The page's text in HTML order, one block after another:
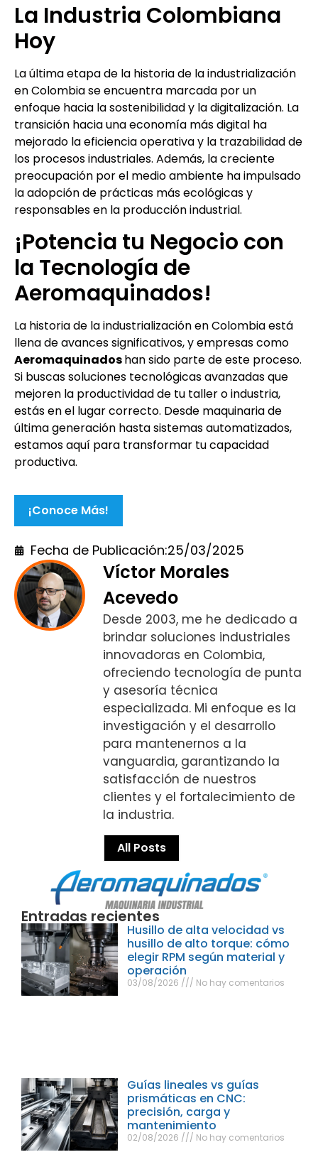
La Industria Colombiana
Hoy
La última etapa de la historia de la industrialización
en Colombia se encuentra marcada por un
enfoque hacia la sostenibilidad y la digitalización. La
transición hacia una economía más digital ha
mejorado la eficiencia operativa y la trazabilidad de
los procesos industriales. Además, la creciente
preocupación por el medio ambiente ha impulsado
la adopción de prácticas más ecológicas y
responsables en la producción industrial.
¡Potencia tu Negocio con
la Tecnología de
Aeromaquinados!
La historia de la industrialización en Colombia está
llena de avances significativos, y empresas como
Aeromaquinadoshan sido parte de este proceso.
Si buscas soluciones tecnológicas avanzadas que
mejoren la productividad de tu taller o industria,
estás en el lugar correcto. Desde maquinaria de
última generación hasta sistemas automatizados,
estamos aquí para transformar tu capacidad
productiva.
¡Conoce Más!
Fecha de Publicación:25/03/2025
Víctor Morales
Acevedo
Desde 2003, me he dedicado a
brindar soluciones industriales
innovadoras en Colombia,
ofreciendo tecnología de punta
y asesoría técnica
especializada. Mi enfoque es la
investigación y el desarrollo
para mantenernos a la
vanguardia, garantizando la
satisfacción de nuestros
clientes y el fortalecimiento de
la industria.
All Posts
Entradas recientes
Husillo de alta velocidad vs
husillo de alto torque: cómo
elegir RPM según material y
operación
03/08/2026 No hay comentarios
Guías lineales vs guías
prismáticas en CNC:
precisión, carga y
mantenimiento
02/08/2026 No hay comentarios